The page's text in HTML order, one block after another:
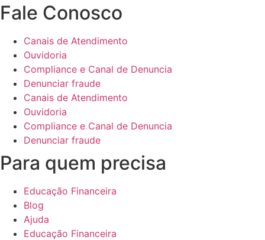
Fale Conosco
Canais de Atendimento
Ouvidoria
Compliance e Canal de Denuncia
Denunciar fraude
Canais de Atendimento
Ouvidoria
Compliance e Canal de Denuncia
Denunciar fraude
Para quem precisa
Educação Financeira
Blog
Ajuda
Educação Financeira